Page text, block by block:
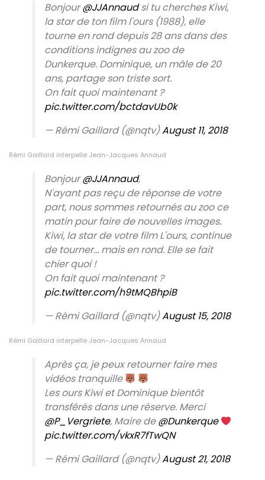
Bonjour@JJAnnaudsi tu cherches Kiwi,
la star de ton film l'ours (1988), elle
tourne en rond depuis 28 ans dans des
conditions indignes au zoo de
Dunkerque. Dominique, un mâle de 20
ans, partage son triste sort.
On fait quoi maintenant ?
pic.twitter.com/bctdavUb0k
— Rémi Gaillard (@nqtv)August 11, 2018
Rémi Gaillard interpelle Jean-Jacques Annaud
Bonjour@JJAnnaud,
N'ayant pas reçu de réponse de votre
part, nous sommes retournés au zoo ce
matin pour faire de nouvelles images.
Kiwi, la star de votre film L'ours, continue
de tourner… mais en rond. Elle se fait
chier quoi !
On fait quoi maintenant ?
pic.twitter.com/h9tMQBhpiB
— Rémi Gaillard (@nqtv)August 15, 2018
Rémi Gaillard interpelle Jean-Jacques Annaud
Après ça, je peux retourner faire mes
vidéos tranquille
Les ours Kiwi et Dominique bientôt
transférés dans une réserve. Merci
@P_Vergriete, Maire de@Dunkerque
pic.twitter.com/vkxR7fTwQN
— Rémi Gaillard (@nqtv)August 21, 2018